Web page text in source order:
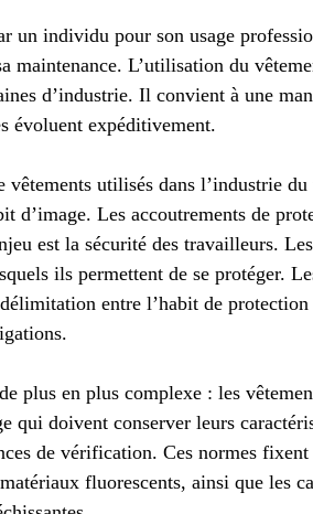
un individu pour son usage
maintenance. L’utilisation du
d’industrie. Il convient à une
évoluent expéditivement.
utilisés dans l’industrie
d’image. Les accoutrements de
est la sécurité des travailleurs.
ils permettent de se protéger.
entre l’habit de protection
plus en plus complexe : les
qui doivent conserver leurs
de vérification. Ces normes
fluorescents, ainsi que les